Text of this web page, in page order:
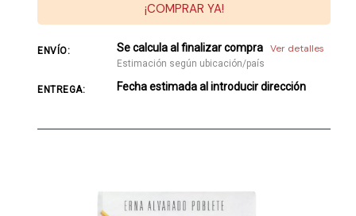
¡COMPRAR YA!
ENVÍO: Se calcula al finalizar compra Ver detalles
Estimación según ubicación/país
ENTREGA: Fecha estimada al introducir dirección